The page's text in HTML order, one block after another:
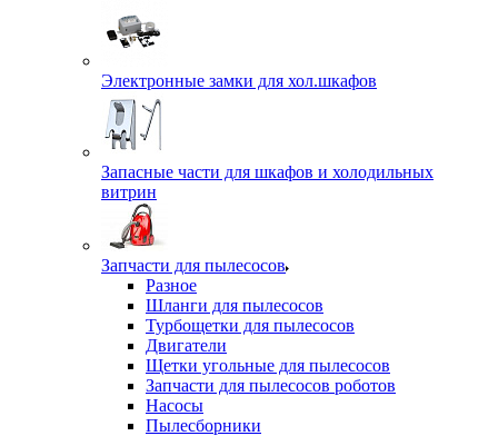
Электронные замки для хол.шкафов
Запасные части для шкафов и холодильных
витрин
Запчасти для пылесосов
Разное
Шланги для пылесосов
Турбощетки для пылесосов
Двигатели
Щетки угольные для пылесосов
Запчасти для пылесосов роботов
Насосы
Пылесборники